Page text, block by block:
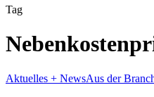
Tag
Aktuelles + NewsAus der